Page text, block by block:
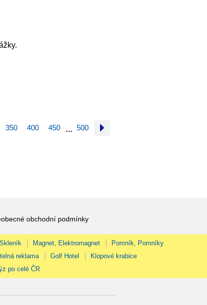
350 400 450 … 500
obchodní podmínky
Magnet, Elektromagnet
Pomník, Pomníky
reklama Golf Hotel
Klopové krabice
po celé ČR